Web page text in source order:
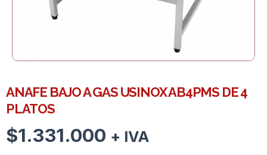
ANAFE BAJO A GAS USINOX AB4PMS DE 4
PLATOS
$1.331.000 + IVA